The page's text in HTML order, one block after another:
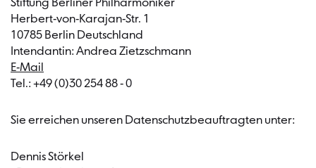
Stiftung Berliner Philharmoniker
Herbert-von-Karajan-Str. 1
10785 Berlin Deutschland
Intendantin: Andrea Zietzschmann
E-Mail
Tel.: +49 (0)30 254 88 - 0
Sie erreichen unseren Datenschutzbeauftragten unter:
Dennis Störkel